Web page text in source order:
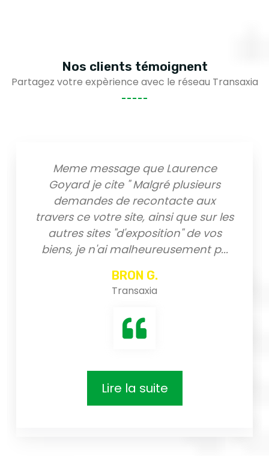
Nos clients témoignent
Partagez votre expèrience avec le réseau Transaxia
Laurence
plusieurs
aux
que sur les
de vos
p...
A l'agence d'auros
des biens qui
demandes. Sabrina
dynamique et à
attentes. Nous la